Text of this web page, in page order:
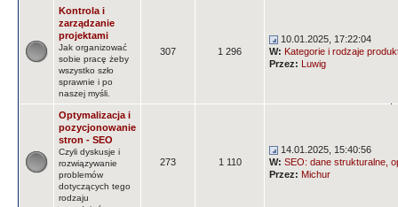
Kontrola i
zarządzanie
projektami
Jak organizować
sobie pracę żeby
wszystko szło
sprawnie i po
naszej myśli.
307 1 296
10.01.2025, 17:22:04
W: Kategorie i rodzaje
Przez: Luwig
Optymalizacja i
pozycjonowanie
stron - SEO
Czyli dyskusje i
rozwiązywanie
problemów
dotyczących tego
rodzaju
273 1 110
14.01.2025, 15:40:56
W: SEO: dane strukturalne,
Przez: Michur